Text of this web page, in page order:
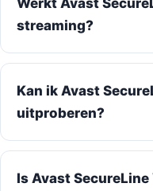
streaming?
Kan ik Avast
uitproberen?
Is Avast